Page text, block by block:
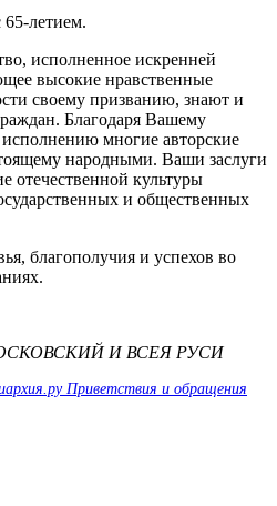
летием.
исполненное искренней
высокие нравственные
своему призванию, знают и
Благодаря Вашему
многие авторские
народными. Ваши заслуги
отечественной культуры
и общественных
благополучия и успехов во
И ВСЕЯ РУСИ
Приветствия и обращения